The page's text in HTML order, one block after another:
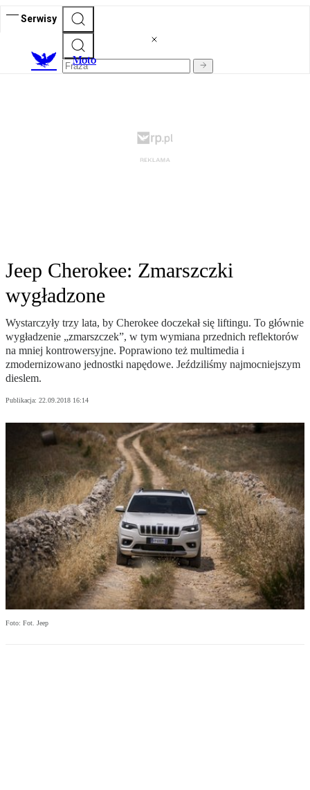
Serwisy
Moto
Jeep Cherokee: Zmarszczki
wygładzone
Wystarczyły trzy lata, by Cherokee doczekał się liftingu. To głównie
wygładzenie „zmarszczek”, w tym wymiana przednich reflektorów
na mniej kontrowersyjne. Poprawiono też multimedia i
zmodernizowano jednostki napędowe. Jeździliśmy najmocniejszym
dieslem.
Publikacja: 22.09.2018 16:14
Foto: Fot. Jeep